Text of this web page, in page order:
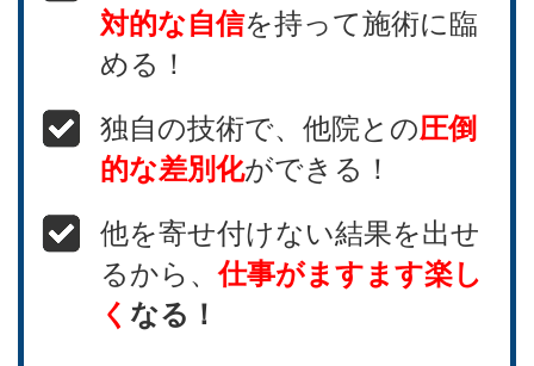
対的な自信を持って施術に臨
める！
独自の技術で、他院との圧倒
的な差別化ができる！
他を寄せ付けない結果を出せ
るから、仕事がますます楽し
く なる！